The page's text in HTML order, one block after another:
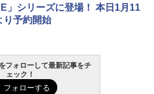
」シリーズに登場！ 本日1月11
り予約開始
フォローして最新記事をチ
ェック！